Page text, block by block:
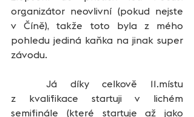
organizátor neovlivní (pokud nejste
v Číně), takže toto byla z mého
pohledu jediná kaňka na jinak super
závodu.
z kvalifikace startuji v lichém
semifinále (které startuje až jako